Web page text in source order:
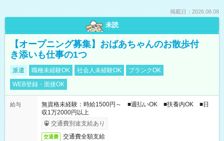
掲載日：2026.08.08
未読
【オープニング募集】おばあちゃんのお散歩付
き添いも仕事の1つ
派遣 職種未経験OK 社会人未経験OK
ブランクOK
WEB登録・面接OK
給与
無資格未経験：時給1500円～ ■週払いOK ■扶養内OK ■日
収1万2000円以上
交通費別途支給あり
交通費 交通費全額支給